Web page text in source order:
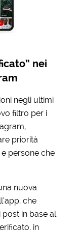
nei
negli ultimi
filtro per i
priorità
persone che
nuova
che
in base al
in